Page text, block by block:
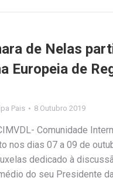
de Nelas
Europeia de
Pais 8 Outubro 2019
Comunidade
nos dias 07 a 09 de
dedicado à
do seu Presidente